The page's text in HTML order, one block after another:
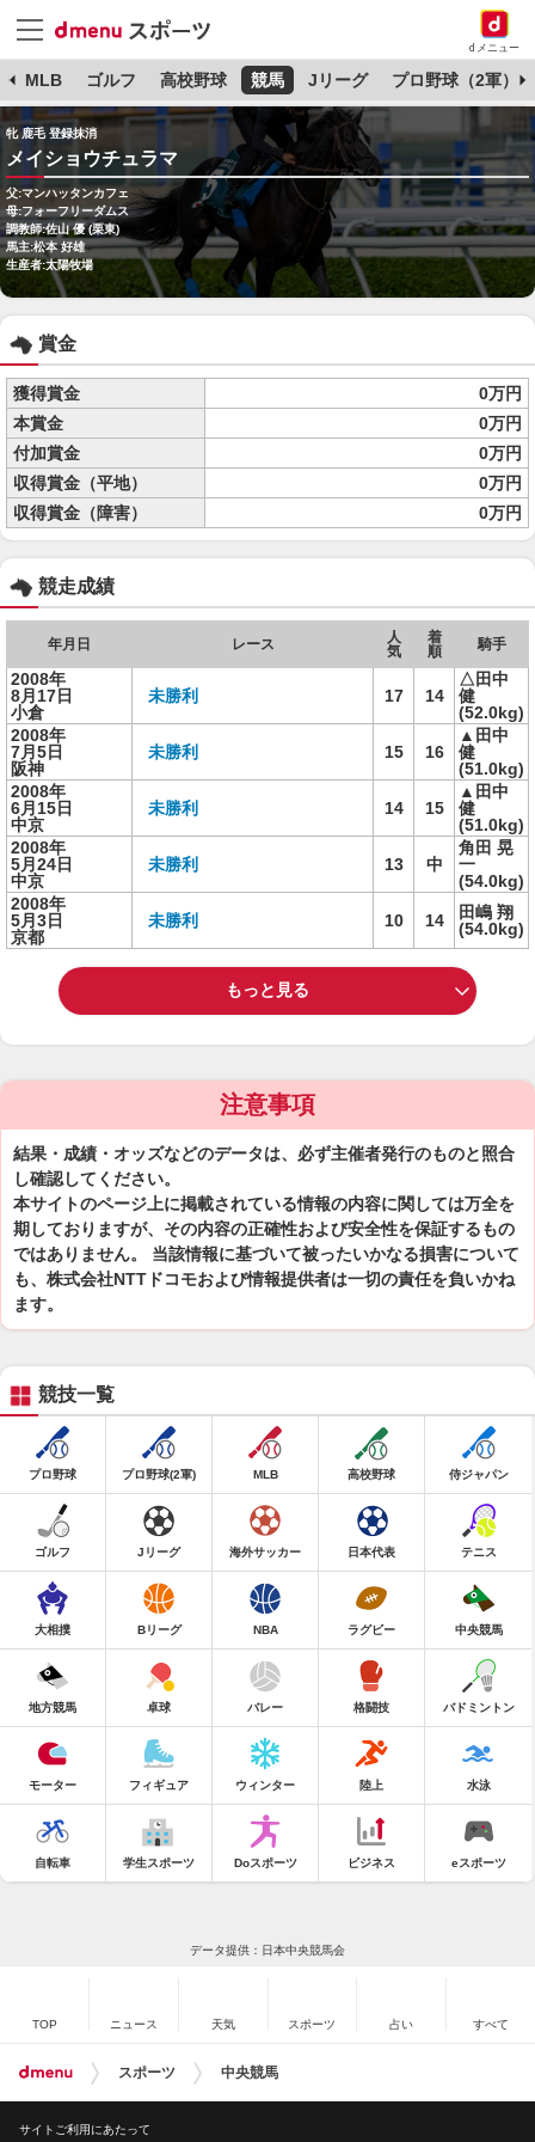
dメニュー
MLB ゴルフ 高校野球 競馬 Jリーグ プロ野球（2軍）
牝 鹿毛 登録抹消
メイショウチュラマ
父:マンハッタンカフェ
母:フォーフリーダムス
調教師:佐山 優 (栗東)
馬主:松本 好雄
生産者:太陽牧場
賞金
獲得賞金
0万円
本賞金
0万円
付加賞金
0万円
収得賞金（平地）
0万円
収得賞金（障害）
0万円
競走成績
年月日 レース
人
気
着
順
騎手
2008年
8月17日
小倉
未勝利 17 14
△田中
健
(52.0kg)
2008年
7月5日
阪神
未勝利 15 16
▲田中
健
(51.0kg)
2008年
6月15日
中京
未勝利 14 15
▲田中
健
(51.0kg)
2008年
5月24日
中京
未勝利 13 中
角田 晃
一
(54.0kg)
2008年
5月3日
京都
未勝利 10 14
田嶋 翔
(54.0kg)
もっと見る
注意事項
結果・成績・オッズなどのデータは、必ず主催者発行のものと照合
し確認してください。
本サイトのページ上に掲載されている情報の内容に関しては万全を
期しておりますが、その内容の正確性および安全性を保証するもの
ではありません。 当該情報に基づいて被ったいかなる損害について
も、株式会社NTTドコモおよび情報提供者は一切の責任を負いかね
ます。
競技一覧
プロ野球 プロ野球(2軍) MLB 高校野球 侍ジャパン
ゴルフ Jリーグ 海外サッカー 日本代表 テニス
大相撲 Bリーグ NBA ラグビー 中央競馬
地方競馬 卓球 バレー 格闘技 バドミントン
モーター フィギュア ウィンター 陸上 水泳
自転車 学生スポーツ Doスポーツ ビジネス eスポーツ
データ提供：日本中央競馬会
TOP ニュース 天気 スポーツ 占い すべて
スポーツ 中央競馬
サイトご利用にあたって